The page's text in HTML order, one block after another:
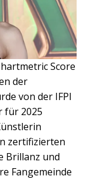
Score
der
von der IFPI
für 2025
zertifizierten
Brillanz und
Fangemeinde